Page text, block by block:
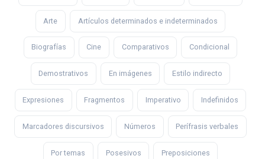
Arte Artículos determinados e indeterminados
Biografías Cine Comparativos Condicional
Demostrativos En imágenes Estilo indirecto
Expresiones Fragmentos Imperativo Indefinidos
Marcadores discursivos Números Perífrasis verbales
Por temas Posesivos Preposiciones